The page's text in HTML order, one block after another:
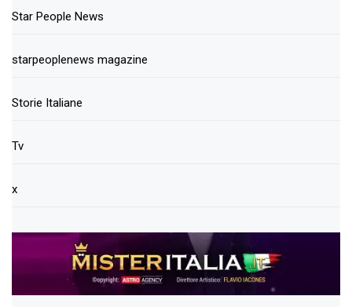
Star People News
starpeoplenews magazine
Storie Italiane
Tv
x